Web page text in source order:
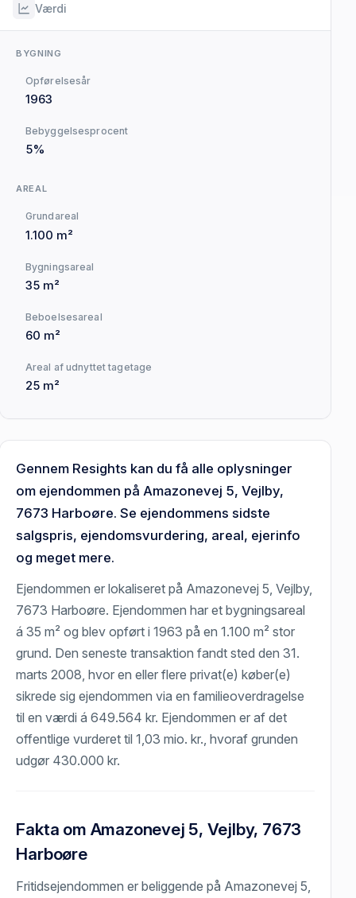
Værdi
BYGNING
Opførelsesår
1963
Bebyggelsesprocent
5%
AREAL
Grundareal
1.100 m²
Bygningsareal
35 m²
Beboelsesareal
60 m²
Areal af udnyttet tagetage
25 m²
Gennem Resights kan du få alle oplysninger
om ejendommen på Amazonevej 5, Vejlby,
7673 Harboøre. Se ejendommens sidste
salgspris, ejendomsvurdering, areal, ejerinfo
og meget mere.
Ejendommen er lokaliseret på Amazonevej 5, Vejlby,
7673 Harboøre. Ejendommen har et bygningsareal
á 35 m² og blev opført i 1963 på en 1.100 m² stor
grund. Den seneste transaktion fandt sted den 31.
marts 2008, hvor en eller flere privat(e) køber(e)
sikrede sig ejendommen via en familieoverdragelse
til en værdi á 649.564 kr. Ejendommen er af det
offentlige vurderet til 1,03 mio. kr., hvoraf grunden
udgør 430.000 kr.
Fakta om Amazonevej 5, Vejlby, 7673
Harboøre
Fritidsejendommen er beliggende på Amazonevej 5,